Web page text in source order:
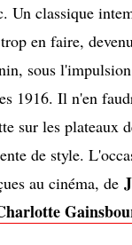
Un classique
en faire,
sous
1916. Il n'en
sur les plateaux
de style.
au cinéma, de